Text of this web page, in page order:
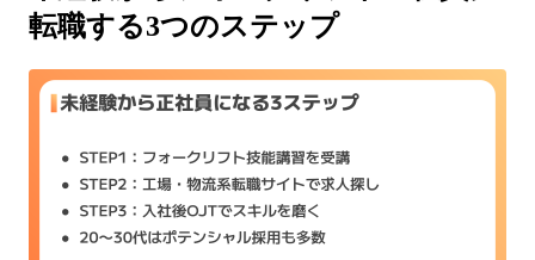
転職する3つのステップ